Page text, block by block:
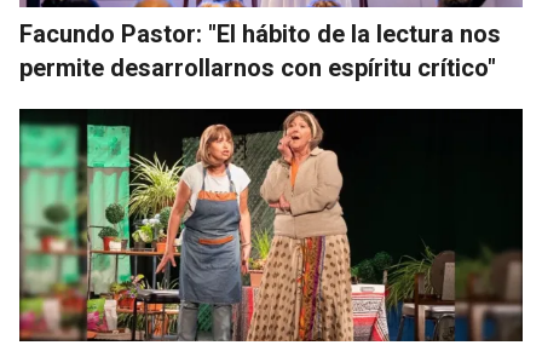
Facundo Pastor: "El hábito de la lectura nos
permite desarrollarnos con espíritu crítico"